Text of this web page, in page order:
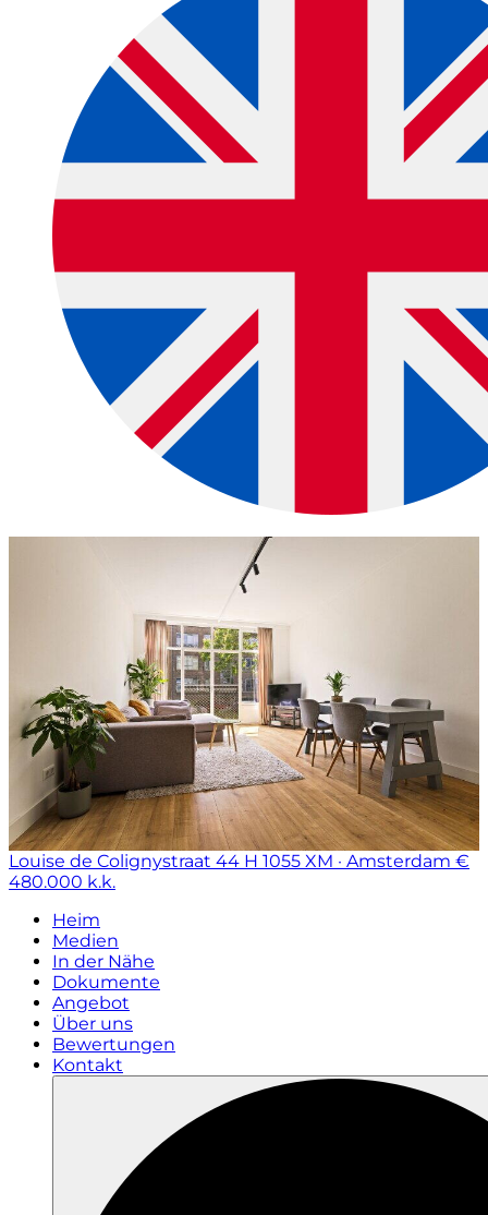
Louise de Colignystraat 44 H 1055 XM · Amsterdam €
480.000 k.k.
Heim
Medien
In der Nähe
Dokumente
Angebot
Über uns
Bewertungen
Kontakt